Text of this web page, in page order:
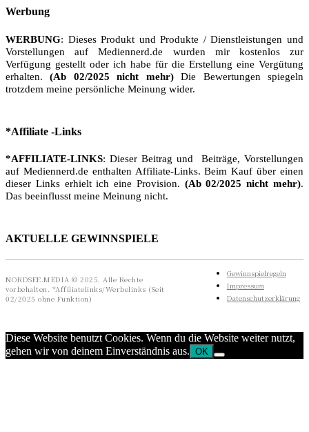
Werbung
WERBUNG: Dieses Produkt und Produkte / Dienstleistungen und
Vorstellungen auf Mediennerd.de wurden mir kostenlos zur
Verfügung gestellt oder ich habe für die Erstellung eine Vergütung
erhalten.(Ab 02/2025 nicht mehr)Die Bewertungen spiegeln
trotzdem meine persönliche Meinung wider.
*Affiliate -Links
*AFFILIATE-LINKS: Dieser Beitrag und Beiträge, Vorstellungen
auf Mediennerd.de enthalten Affiliate-Links. Beim Kauf über einen
dieser Links erhielt ich eine Provision. (Ab 02/2025 nicht mehr).
Das beeinflusst meine Meinung nicht.
AKTUELLE GEWINNSPIELE
NORDSEE.MEDIA © 2025. Alle Rechte
vorbehalten. *Affiliatelinks/Werbelinks (Seit
02/2025 ohne Funktion)
Gewinnspielregeln
Impressum
Datenschutzerklärung
Diese Website benutzt Cookies. Wenn du die Website weiter nutzt,
gehen wir von deinem Einverständnis aus. OK